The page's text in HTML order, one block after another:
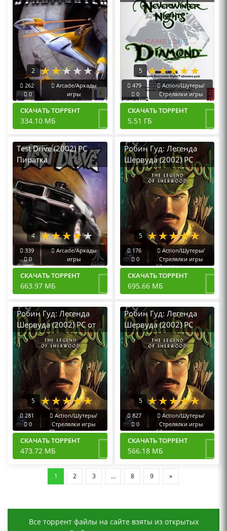
R.G. Механики
2
262
0
Arcade/Аркады
игры
СКАЧАТЬ ТОРРЕНТ
334.10 МБ
PC от Механики
5
479
0
Action/Шутеры/
Стрелялки игры
СКАЧАТЬ ТОРРЕНТ
5.51 ГБ
Test Drive (2002) PC
Пиратка
4
339
0
Arcade/Аркады
игры
СКАЧАТЬ ТОРРЕНТ
663.97 МБ
Робин Гуд: Легенда
Шервуда (2002) PC
Лицензия
5
176
0
Action/Шутеры/
Стрелялки игры
СКАЧАТЬ ТОРРЕНТ
695.66 МБ
Робин Гуд: Легенда
Шервуда (2002) PC от
Xattab
5
281
0
Action/Шутеры/
Стрелялки игры
СКАЧАТЬ ТОРРЕНТ
473.72 МБ
Робин Гуд: Легенда
Шервуда (2002) PC
RePack от R.G.
Механики
5
827
0
Action/Шутеры/
Стрелялки игры
СКАЧАТЬ ТОРРЕНТ
566.18 МБ
1 2 3 ... 8 9 »
Все торрент файлы на сайте взяты из открытых